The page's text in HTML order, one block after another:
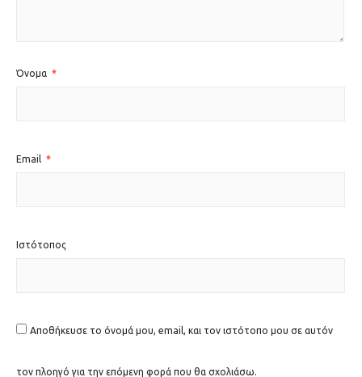
Όνομα *
Email *
Ιστότοπος
Αποθήκευσε το όνομά μου, email, και τον ιστότοπο μου σε αυτόν
τον πλοηγό για την επόμενη φορά που θα σχολιάσω.